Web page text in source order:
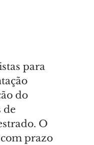
para
do
de
O
prazo